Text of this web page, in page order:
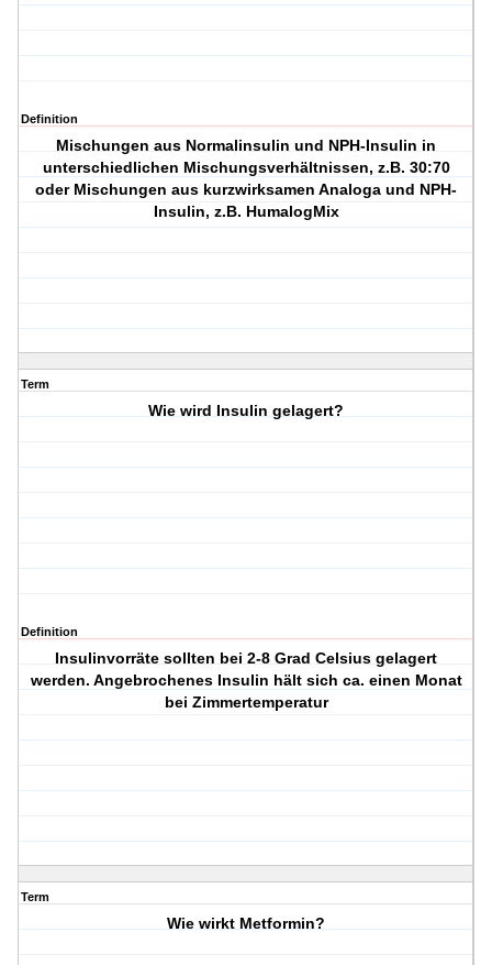
Definition
Mischungen aus Normalinsulin und NPH-Insulin in
unterschiedlichen Mischungsverhältnissen, z.B. 30:70
oder Mischungen aus kurzwirksamen Analoga und NPH-
Insulin, z.B. HumalogMix
Term
Wie wird Insulin gelagert?
Definition
Insulinvorräte sollten bei 2-8 Grad Celsius gelagert
werden. Angebrochenes Insulin hält sich ca. einen Monat
bei Zimmertemperatur
Term
Wie wirkt Metformin?